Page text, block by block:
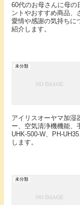
60代のお母さんに母の
ントやおすすめ商品、
愛情や感謝の気持ちに
紹介します。
未分類
アイリスオーヤマ加湿
ー、空気清浄機機能、
UHK-500-W、PH-
します。
未分類